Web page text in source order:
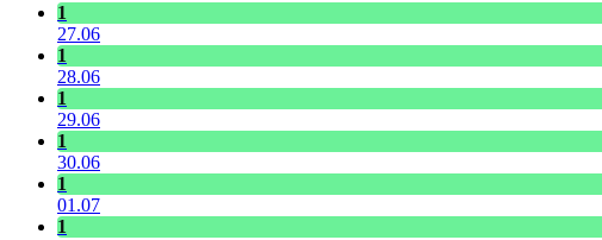
1
27.06
1
28.06
1
29.06
1
30.06
1
01.07
1